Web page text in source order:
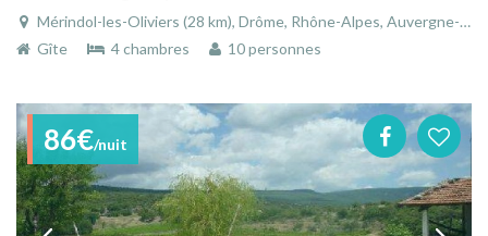
Mérindol-les-Oliviers (28 km), Drôme, Rhône-Alpes, Auvergne-Rhône-Alpes, France
Gîte
4 chambres 10 personnes
86€/nuit